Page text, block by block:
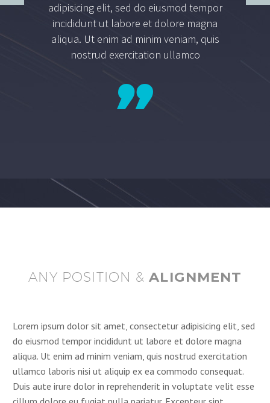
adipisicing elit, sed do eiusmod tempor
incididunt ut labore et dolore magna
aliqua. Ut enim ad minim veniam, quis
nostrud exercitation ullamco
ANY POSITION &ALIGNMENT
Lorem ipsum dolor sit amet, consectetur adipisicing elit, sed
do eiusmod tempor incididunt ut labore et dolore magna
aliqua. Ut enim ad minim veniam, quis nostrud exercitation
ullamco laboris nisi ut aliquip ex ea commodo consequat.
Duis aute irure dolor in reprehenderit in voluptate velit esse